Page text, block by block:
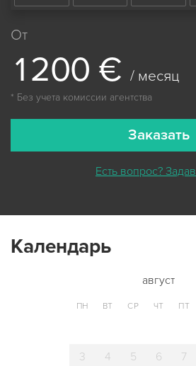
От
1200 € / месяц
* Без учета комиссии агентства
Заказать
Есть вопрос?
Календарь
август
ПН ВТ СР ЧТ ПТ
3
4 5 6 7